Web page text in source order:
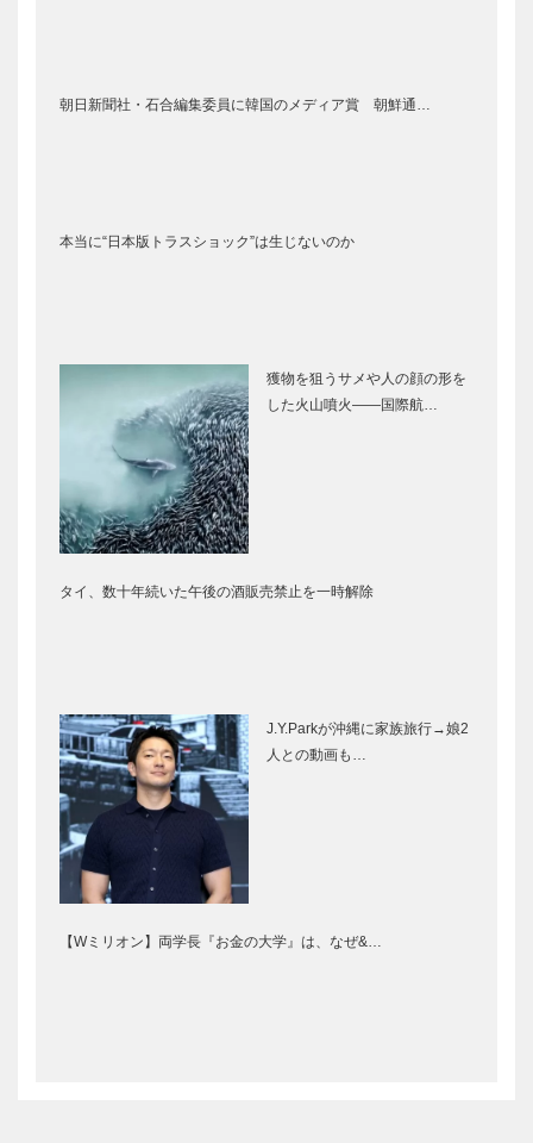
朝日新聞社・石合編集委員に韓国のメディア賞 朝鮮通…
本当に“日本版トラスショック”は生じないのか
獲物を狙うサメや人の顔の形を
した火山噴火――国際航…
タイ、数十年続いた午後の酒販売禁止を一時解除
J.Y.Parkが沖縄に家族旅行→娘2
人との動画も…
【Wミリオン】両学長『お金の大学』は、なぜ&…